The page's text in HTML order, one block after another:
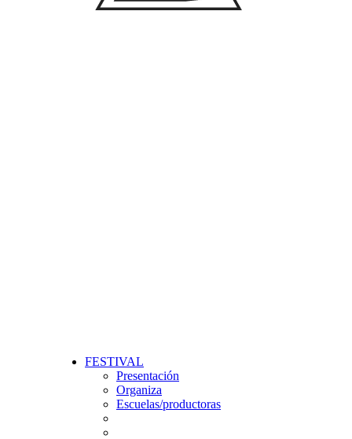
FESTIVAL
Presentación
Organiza
Escuelas/productoras